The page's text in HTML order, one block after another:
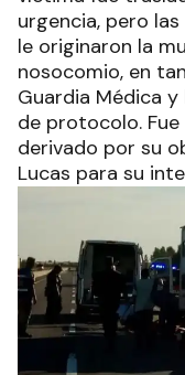
urgencia, pero
le originaron la
nosocomio, en
Guardia Médica
de protocolo.
derivado por su
Lucas para su